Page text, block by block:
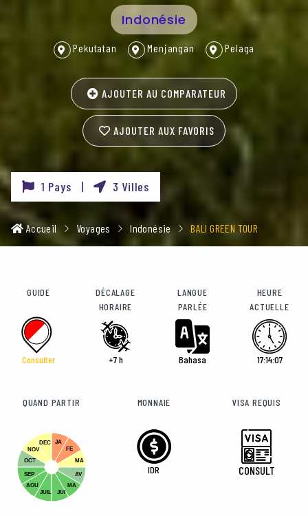
Indonésie
Pekutatan Menjangan Pelaga
AJOUTER AU COMPARATEUR
AJOUTER AUX FAVORIS
1 Pays | 3 Villes
Accueil Voyages Indonésie BALI GREEN TOUR
GUIDE
Consulter
DÉCALAGE
HORAIRE
+7 h
LANGUE
PARLÉE
Bahasa
HEURE
ACTUELLE
17:14:09
QUAND PARTIR
JA
FE
MA
AV
MA
DEC
NOV
OCT
SEP
AOU
JUIL
JUI
MONNAIE
IDR
VISA REQUIS
CONSULT